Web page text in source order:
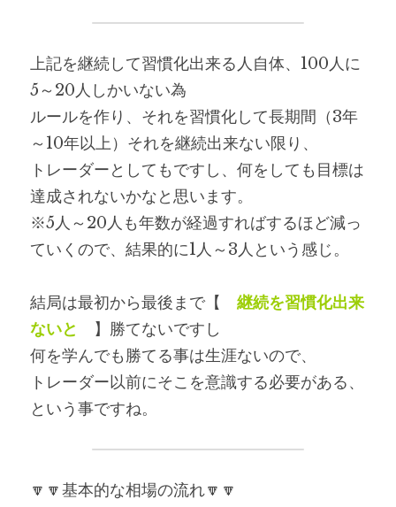
上記を継続して習慣化出来る人自体、100人に
5～20人しかいない為
ルールを作り、それを習慣化して長期間（3年
～10年以上）それを継続出来ない限り、
トレーダーとしてもですし、何をしても目標は
達成されないかなと思います。
※5人～20人も年数が経過すればするほど減っ
ていくので、結果的に1人～3人という感じ。
結局は最初から最後まで【 継続を習慣化出来
ないと
】勝てないですし
何を学んでも勝てる事は生涯ないので、
トレーダー以前にそこを意識する必要がある、
という事ですね。
🔽🔽基本的な相場の流れ🔽🔽